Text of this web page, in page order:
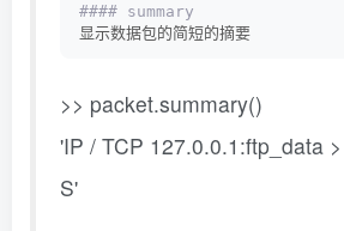
#### summary
显示数据包的简短的摘要
>> packet.summary()
'IP / TCP 127.0.0.1:ftp_data
S'